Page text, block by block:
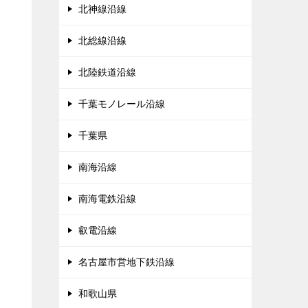
北神線沿線
北総線沿線
北陸鉄道沿線
千葉モノレール沿線
千葉県
南海沿線
南海電鉄沿線
叡電沿線
名古屋市営地下鉄沿線
和歌山県